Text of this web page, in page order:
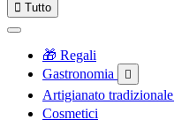
 Tutto
🎁 Regali
Gastronomia

Artigianato tradizionale
Cosmetici